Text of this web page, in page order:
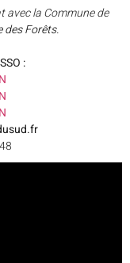
avec la Commune de
des Forêts.
: